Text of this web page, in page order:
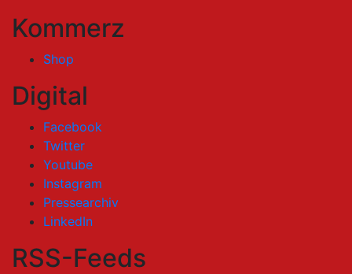
Kommerz
Shop
Digital
Facebook
Twitter
Youtube
Instagram
Pressearchiv
LinkedIn
RSS-Feeds